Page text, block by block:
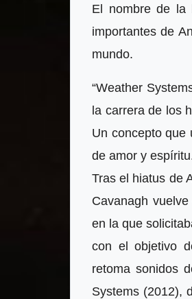
El nombre de la
importantes de
mundo.
“Weather
la carrera de los
Un concepto que
de amor y
Tras el hiatus de
Cavanagh
en la que
con el objetivo
retoma sonidos
Systems (2012),